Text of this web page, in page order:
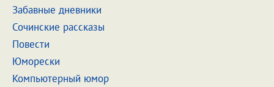
Забавные дневники
Сочинские рассказы
Повести
Юморески
Компьютерный юмор